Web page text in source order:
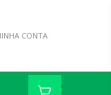
CONTA